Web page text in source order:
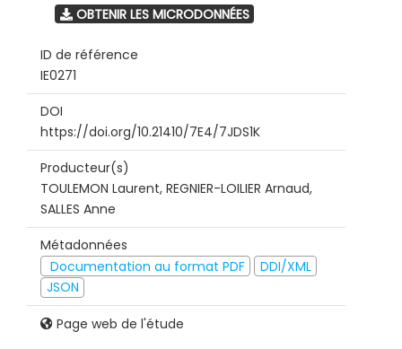
OBTENIR LES MICRODONNÉES
ID de référence
IE0271
DOI
https://doi.org/10.21410/7E4/7JDS1K
Producteur(s)
TOULEMON Laurent, REGNIER-LOILIER Arnaud,
SALLES Anne
Métadonnées
Documentation au format PDF
DDI/XML
JSON
Page web de l'étude